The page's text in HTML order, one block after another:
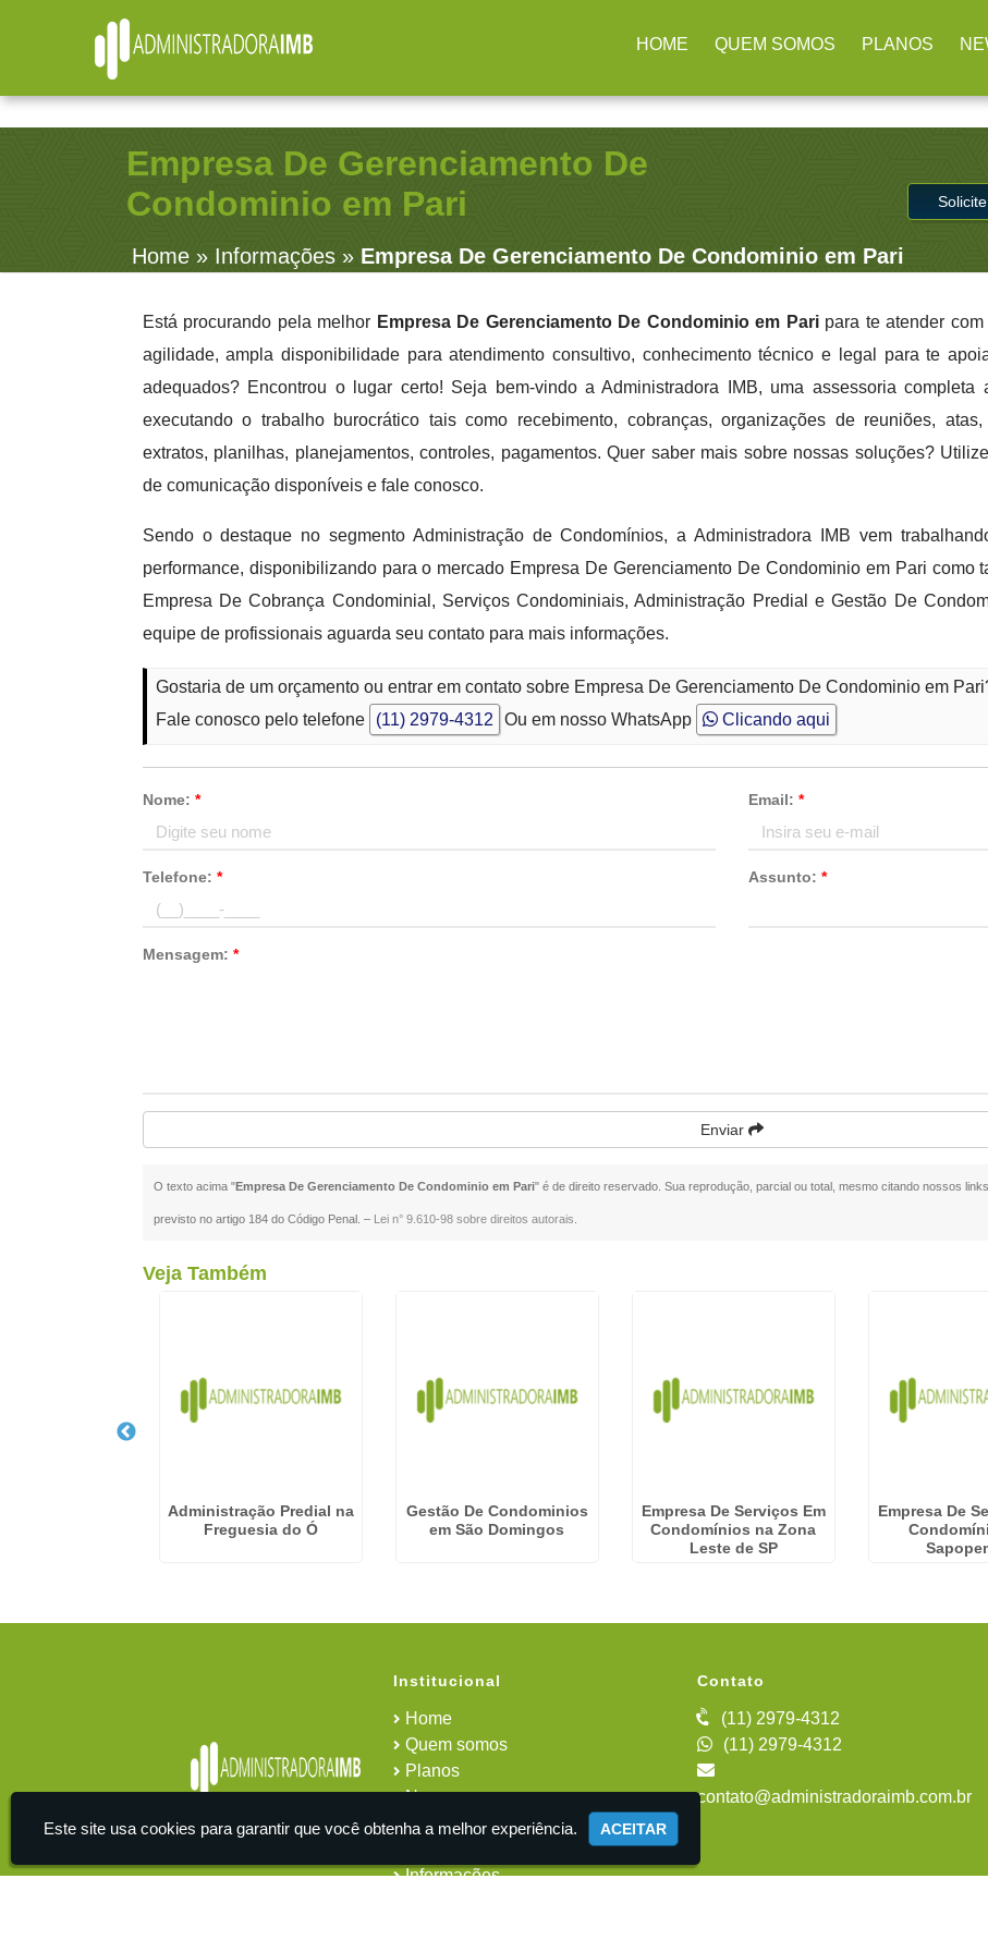
Empresa De Gerenciamento De
Condominio em Pari
Home» Informações » Empresa De Gerenciamento De Condominio em Pari
Está procurando pela melhor Empresa De Gerenciamento De Condominio em Paripara te atender com
agilidade, ampla disponibilidade para atendimento consultivo, conhecimento técnico e legal para te
adequados? Encontrou o lugar certo! Seja bem-vindo a Administradora IMB, uma assessoria completa
executando o trabalho burocrático tais como recebimento, cobranças, organizações de reuniões, atas,
extratos, planilhas, planejamentos, controles, pagamentos. Quer saber mais sobre nossas soluções?
de comunicação disponíveis e fale conosco.
Sendo o destaque no segmento Administração de Condomínios, a Administradora IMB vem
performance, disponibilizando para o mercado Empresa De Gerenciamento De Condominio em Pari como
Empresa De Cobrança Condominial, Serviços Condominiais, Administração Predial e Gestão De
equipe de profissionais aguarda seu contato para mais informações.
Gostaria de um orçamento ou entrar em contato sobre Empresa De Gerenciamento De Condominio em
Fale conosco pelo telefone
(11) 2979-4312 Ou em nosso WhatsApp Clicando aqui
Nome: * Email: *
Telefone: * Assunto: *
Mensagem: *
Enviar
O texto acima "Empresa De Gerenciamento De Condominio em Pari" é de direito reservado. Sua reprodução, parcial ou total, mesmo citando nossos
previsto no artigo 184 do Código Penal. – Lei n° 9.610-98 sobre direitos autorais
Veja Também
Administração Predial na
Freguesia do Ó
Gestão De Condominios
em São Domingos
Empresa De Serviços Em
Condomínios na Zona
Leste de SP
Empresa De
Institucional
Home
Quem somos
Planos
News
Área do cliente
Informações
Contato
(11) 2979-4312
(11) 2979-4312
contato@administradoraimb.com.br
Este site usa cookies para garantir que você obtenha a melhor experiência. ACEITAR